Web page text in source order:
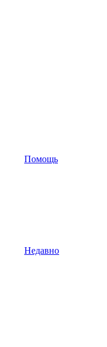
Помощь
Недавно